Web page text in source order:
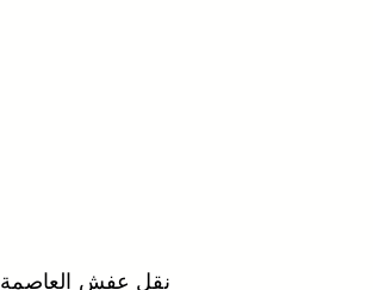
نقل عفش العاصمة